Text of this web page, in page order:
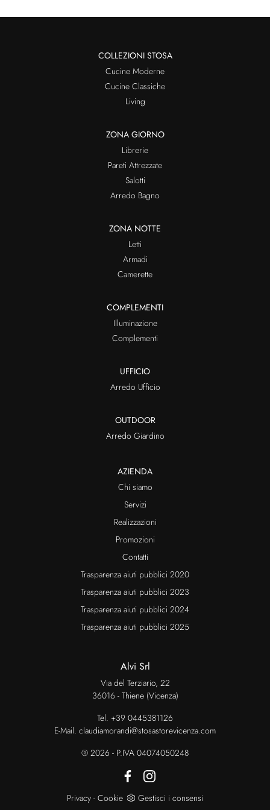
COLLEZIONI STOSA
Cucine Moderne
Cucine Classiche
Living
ZONA GIORNO
Librerie
Pareti Attrezzate
Salotti
Arredo Bagno
ZONA NOTTE
Letti
Armadi
Camerette
COMPLEMENTI
Illuminazione
Complementi
UFFICIO
Arredo Ufficio
OUTDOOR
Arredo Giardino
AZIENDA
Chi siamo
Servizi
Realizzazioni
Promozioni
Contatti
Trasparenza aiuti pubblici 2020
Trasparenza aiuti pubblici 2023
Trasparenza aiuti pubblici 2024
Trasparenza aiuti pubblici 2025
Alvi Srl
Via del Terziario, 22
36016 - Thiene (Vicenza)
Tel. +39 0445381126
E-Mail. claudiamorandi@stosastorevicenza.com
® 2026 - P.IVA 04074050248
Privacy - Cookie Gestisci i consensi